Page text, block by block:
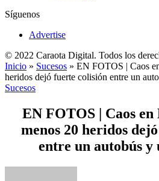
Síguenos
Advertise
© 2022 Caraota Digital. Todos los
Inicio » Sucesos » EN FOTOS | Caos
heridos dejó fuerte colisión entre un
Sucesos
EN FOTOS | Caos
menos 20 heridos
entre un autobús y